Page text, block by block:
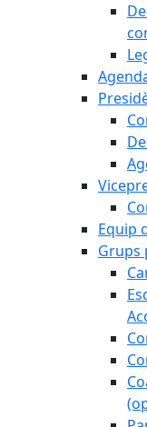
Equip
Grups